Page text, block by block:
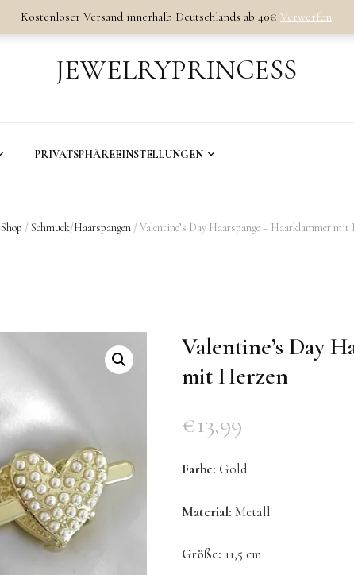
Kostenloser Versand innerhalb Deutschlands ab 40€ Verwerfen
JEWELRYPRINCESS
PRIVATSPHÄREEINSTELLUNGEN
Shop /Schmuck/Haarspangen /Valentine’s Day Haarspange – Haarklammer mit
Valentine’s Day
mit Herzen
€13,99
Farbe: Gold
Material: Metall
Größe: 11,5 cm